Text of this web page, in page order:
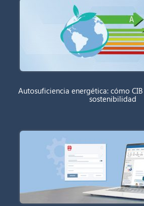
Autosuficiencia energética: cómo
sostenibilidad